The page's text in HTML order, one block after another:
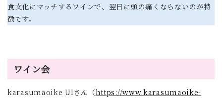
食文化にマッチするワインで、翌日に頭の痛くならないのが特
徴です。
ワイン会
karasumaoike UIさん（https://www.karasumaoike-